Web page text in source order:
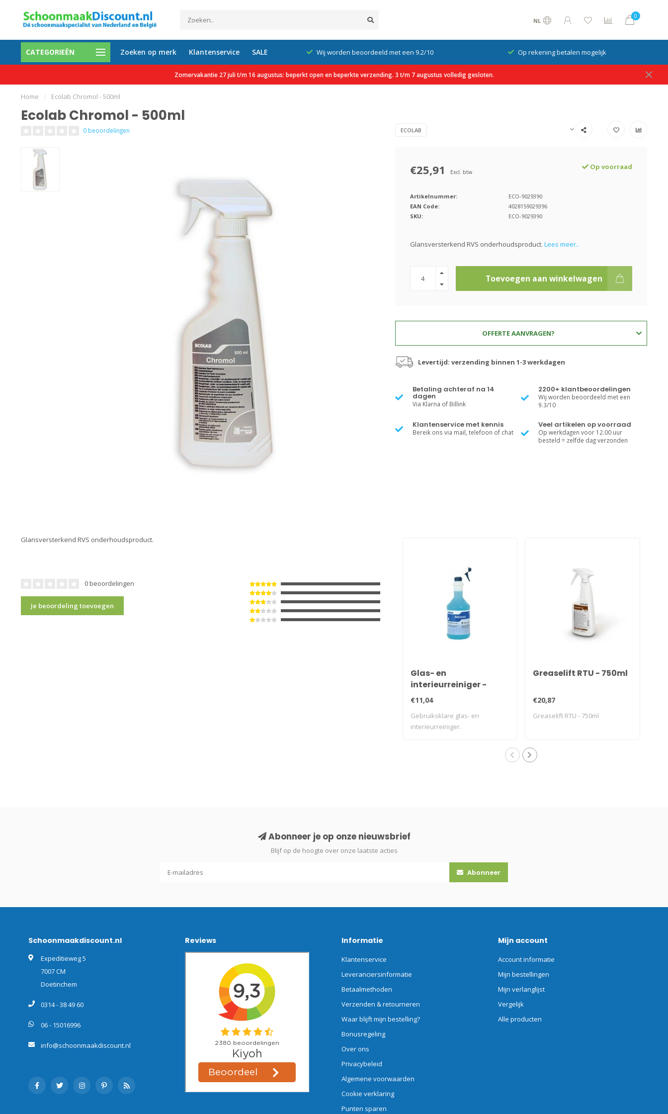
NL
0
CATEGORIEËN Zoeken op merk Klantenservice SALE
tevreden klanten Gratis verzending vanaf €150 excl. btw Wij worden beoordeeld met een 9.2/10 Op rekening betalen mogelijk
Zomervakantie 27 juli t/m 16 augustus: beperkt open en beperkte verzending. 3 t/m 7 augustus volledig gesloten.
Home / Ecolab Chromol - 500ml
Ecolab Chromol - 500ml
0 beoordelingen ECOLAB
€25,91 Excl. btw
Op voorraad
Artikelnummer:
ECO-9029390
EAN Code:
4028159029396
SKU:
ECO-9029390
Glansversterkend RVS onderhoudsproduct. Lees meer..
Toevoegen aan winkelwagen
OFFERTE AANVRAGEN?
Levertijd: verzending binnen 1-3 werkdagen
Betaling achteraf na 14
dagen
Via Klarna of Billink
2200+ klantbeoordelingen
Wij worden beoordeeld met een
9.3/10
Klantenservice met kennis
Bereik ons via mail, telefoon of chat
Veel artikelen op voorraad
Op werkdagen voor 12.00 uur
besteld = zelfde dag verzonden
Glansversterkend RVS onderhoudsproduct.
0 beoordelingen
Je beoordeling toevoegen
Glas- en
interieurreiniger -
ALKLANET - 1L
€11,04
Gebruiksklare glas- en
interieurreiniger.
Greaselift RTU - 750ml
€20,87
Greaselift RTU - 750ml
Abonneer je op onze nieuwsbrief
Blijf op de hoogte over onze laatste acties
Abonneer
Schoonmaakdiscount.nl
Expeditieweg 5
7007 CM
Doetinchem
0314 - 38 49 60
06 - 15016996
info@schoonmaakdiscount.nl
Reviews Informatie
Klantenservice
Leveranciersinformatie
Betaalmethoden
Verzenden & retourneren
Waar blijft mijn bestelling?
Bonusregeling
Over ons
Privacybeleid
Algemene voorwaarden
Cookie verklaring
Punten sparen
Mijn account
Account informatie
Mijn bestellingen
Mijn verlanglijst
Vergelijk
Alle producten